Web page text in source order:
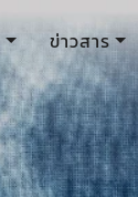
ข่าวสาร